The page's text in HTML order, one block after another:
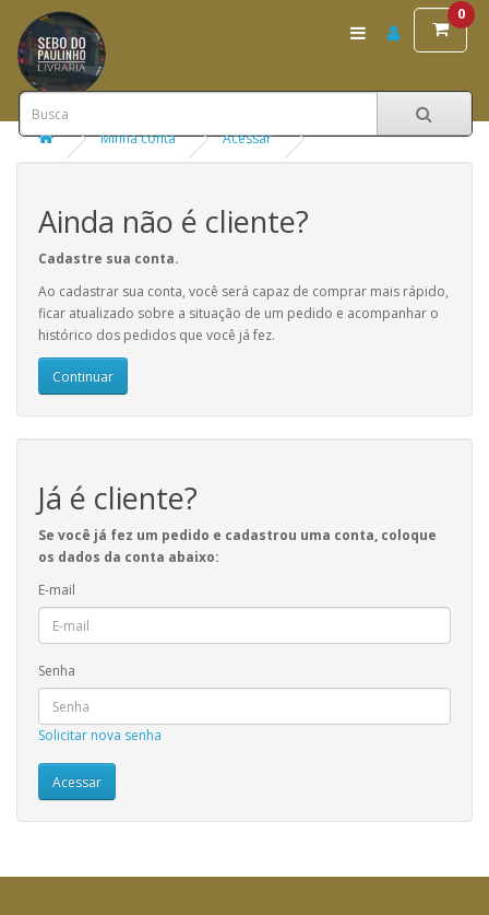
0
Minha conta Acessar
Ainda não é cliente?
Cadastre sua conta.
Ao cadastrar sua conta, você será capaz de comprar mais rápido,
ficar atualizado sobre a situação de um pedido e acompanhar o
histórico dos pedidos que você já fez.
Continuar
Já é cliente?
Se você já fez um pedido e cadastrou uma conta, coloque
os dados da conta abaixo:
E-mail
Senha
Solicitar nova senha